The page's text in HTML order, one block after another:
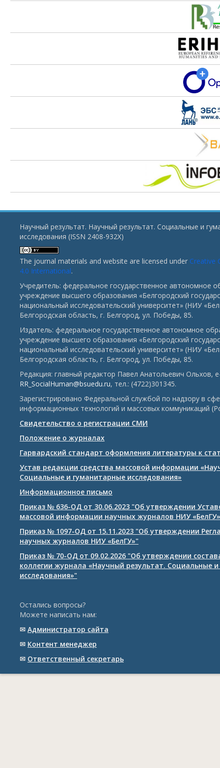
Научный результат. Научный результат. Социальные и
исследования (ISSN 2408-932X)
The journal materials and website are licensed under Creative
4.0 International.
Учредитель: федеральное государственное автономное
учреждение высшего образования «Белгородский
национальный исследовательский университет» (НИУ
Белгородская область, г. Белгород, ул. Победы, 85.
Издатель: федеральное государственное автономное
учреждение высшего образования «Белгородский
национальный исследовательский университет» (НИУ
Белгородская область, г. Белгород, ул. Победы, 85.
Редакция: главный редактор Павел Анатольевич Ольхов,
RR_SocialHuman@bsuedu.ru, тел.: (4722)301345.
Зарегистрировано Федеральной службой по надзору в
информационных технологий и массовых коммуникаций
Свидетельство о регистрации СМИ
Положение о журналах
Гарвардский стандарт оформления литературы к
Устав редакции средства массовой информации
Социальные и гуманитарные исследования»
Информационное письмо
Приказ № 636-ОД от 30.06.2023 "Об утверждении
массовой информации научных журналов НИУ «БелГУ»
Приказ № 1097-ОД от 15.11.2023 "Об утверждении
научных журналов НИУ «БелГУ»"
Приказ № 70-ОД от 09.02.2026 "Об утверждении
коллегии журнала «Научный результат. Социальные
исследования»"
Остались вопросы?
Можете написать нам:
✉ Администратор сайта
✉ Контент менеджер
✉ Ответственный cекретарь